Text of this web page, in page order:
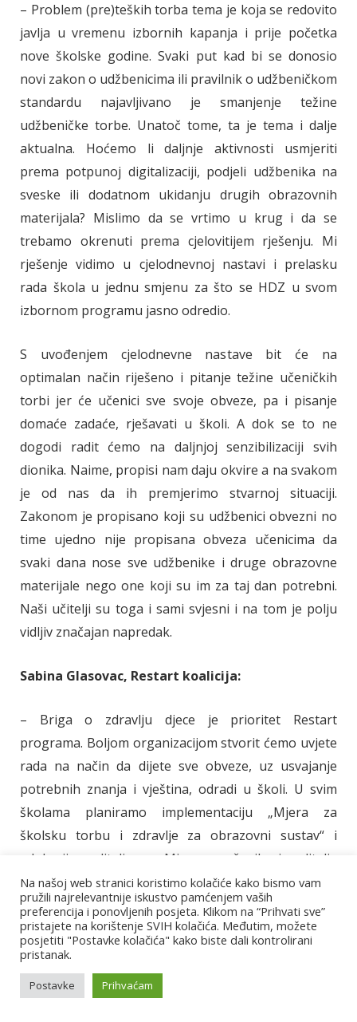
– Problem (pre)teških torba tema je koja se redovito
javlja u vremenu izbornih kapanja i prije početka
nove školske godine. Svaki put kad bi se donosio
novi zakon o udžbenicima ili pravilnik o udžbeničkom
standardu najavljivano je smanjenje težine
udžbeničke torbe. Unatoč tome, ta je tema i dalje
aktualna. Hoćemo li daljnje aktivnosti usmjeriti
prema potpunoj digitalizaciji, podjeli udžbenika na
sveske ili dodatnom ukidanju drugih obrazovnih
materijala? Mislimo da se vrtimo u krug i da se
trebamo okrenuti prema cjelovitijem rješenju. Mi
rješenje vidimo u cjelodnevnoj nastavi i prelasku
rada škola u jednu smjenu za što se HDZ u svom
izbornom programu jasno odredio.
S uvođenjem cjelodnevne nastave bit će na
optimalan način riješeno i pitanje težine učeničkih
torbi jer će učenici sve svoje obveze, pa i pisanje
domaće zadaće, rješavati u školi. A dok se to ne
dogodi radit ćemo na daljnjoj senzibilizaciji svih
dionika. Naime, propisi nam daju okvire a na svakom
je od nas da ih premjerimo stvarnoj situaciji.
Zakonom je propisano koji su udžbenici obvezni no
time ujedno nije propisana obveza učenicima da
svaki dana nose sve udžbenike i druge obrazovne
materijale nego one koji su im za taj dan potrebni.
Naši učitelji su toga i sami svjesni i na tom je polju
vidljiv značajan napredak.
Sabina Glasovac, Restart koalicija:
– Briga o zdravlju djece je prioritet Restart
programa. Boljom organizacijom stvorit ćemo uvjete
rada na način da dijete sve obveze, uz usvajanje
potrebnih znanja i vještina, odradi u školi. U svim
školama planiramo implementaciju „Mjera za
školsku torbu i zdravlje za obrazovni sustav“ i
edukaciju roditelja za „Mjere za učenike i roditelje
Hrvatskog zavoda za javno zdravstvo“ od 31.
kolovoza 2017. koje uključuju u školi dostupnu pitku
vodu i prehranu tako da djeca ne trebaju isto nositi
od kuće. Treba omogućiti veću razinu tjelesne
aktivnosti učenika u školi na sljedeće načine:
dodatne sate tjelesne i zdravstvene kulture, dodatne
Na našoj web stranici koristimo kolačiće kako bismo vam
pružili najrelevantnije iskustvo pamćenjem vaših
preferencija i ponovljenih posjeta. Klikom na “Prihvati sve”
pristajete na korištenje SVIH kolačića. Međutim, možete
posjetiti "Postavke kolačića" kako biste dali kontrolirani
pristanak.
Postavke Prihvaćam